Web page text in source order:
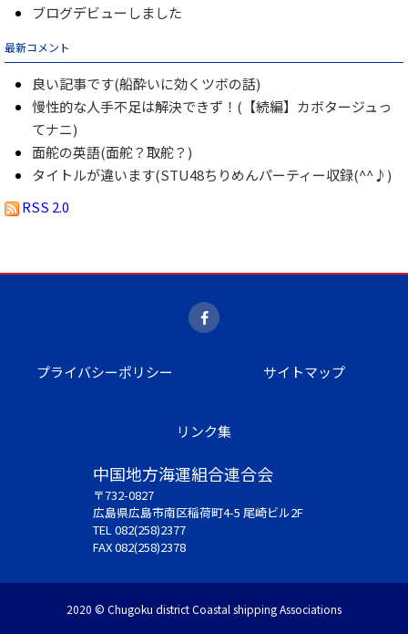
ブログデビューしました
最新コメント
良い記事です(船酔いに効くツボの話)
慢性的な人手不足は解決できず！(【続編】カボタージュっ
てナニ)
面舵の英語(面舵？取舵？)
タイトルが違います(STU48ちりめんパーティー収録(^^♪)
RSS 2.0
プライバシーポリシー サイトマップ
リンク集
中国地方海運組合連合会
〒732-0827
広島県広島市南区稲荷町4-5 尾崎ビル2F
TEL 082(258)2377
FAX 082(258)2378
2020 © Chugoku district Coastal shipping Associations